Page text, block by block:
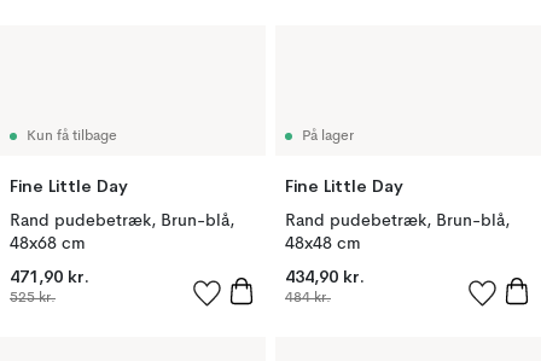
Kun få tilbage
Fine Little Day
Rand pudebetræk, Brun-blå,
48x68 cm
471,90 kr.
525 kr.
På lager
Fine Little Day
Rand pudebetræk, Brun-blå,
48x48 cm
434,90 kr.
484 kr.